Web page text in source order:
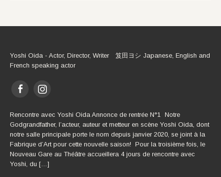
Yoshi Oida - Actor, Director, Writer 笈田ヨシ Japanese, English and
French speaking actor
Rencontre avec Yoshi Oida Annonce de rentrée N°1 Notre
Godgrandfather, l’acteur, auteur et metteur en scène Yoshi Oida, dont
notre salle principale porte le nom depuis janvier 2020, se joint à la
Fabrique d’Art pour cette nouvelle saison! Pour la troisième fois, le
Nouveau Gare au Théâtre accueillera 4 jours de rencontre avec
Yoshi, du […]